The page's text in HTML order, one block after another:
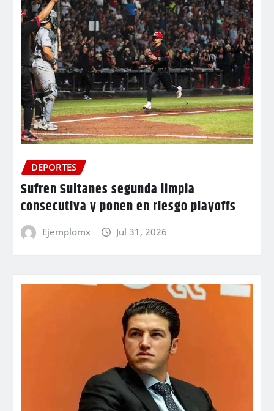
DEPORTES
Sufren Sultanes segunda limpia
consecutiva y ponen en riesgo playoffs
Ejemplomx Jul 31, 2026